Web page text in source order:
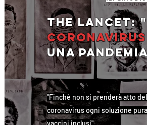
The Lancet:
una
"Finchè non si prenderà atto
coronavirus ogni soluzione
vaccini inclusi"